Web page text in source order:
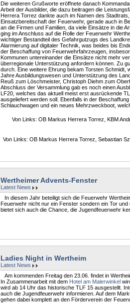
Die weiteren Grußworte eröffnete danach
Arbeit der Ausbilder, die dazu beitragen die
Herrera Torrez dankte auch im Namen des
Einsatzbereitschaft der Feuerwehr, gerade auch in
an die Firmen und Familien, da viele Einsätze in die
ging im Anschluss auf die Rolle der Feuerwehr
wichtiger Bestandteil des Gefahrgutzugs des
Alarmierung auf digitaler Technik, was beides bis
der Beschaffung von Feuerwehrfahrzeugen,
Kommunen untereinander die Einsätze nicht mehr
überregionale Unterstützung anfordern können. Zu
durch. Eine weitere Ehrung bekam Torsten
Jahre Ausbildungswesen und Unterstützung des
Reuß zum Löschmeister, Christoph Diehm zum
Abschluss der Versammlung gab es noch einen
LF20, welches das aktuell meist erst ausrückende
ausgeliefert werden soll. Ebenfalls in der
Schlauchwagen und ein neues Mehrzweckboot,
Von Links: OB Markus Herrera Torrez, KBM
Von Links: OB Markus Herrera Torrez, Sebastian
Wertheimer Advents-Fenster
Latest News
In diesem Jahr beteiligt sich die Feuerwehr
Feuerwehr nicht nur ein Fenster sondern ein Tor
bietet sich auch die Chance, die Jugendfeuerwehr
Ladies Night in Wertheim
Latest News
Am kommenden Freitag den 23.06. findet in
In Zusammenarbeit mit dem Hotel am Malerwinkel
wird ab 14 Uhr das historische TLF 15 ausgestellt.
auch die Jugendfeuerwehr informieren. Auf dem
gehen dabei komplett an den Förderverein der